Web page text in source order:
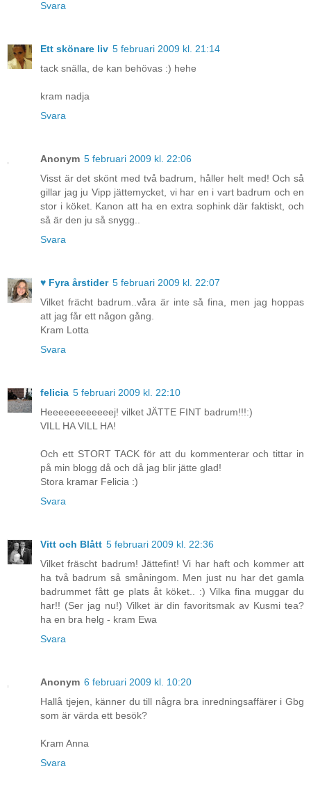
Svara
Ett skönare liv 5 februari 2009 kl. 21:14
tack snälla, de kan behövas :) hehe
kram nadja
Svara
Anonym 5 februari 2009 kl. 22:06
Visst är det skönt med två badrum, håller helt med! Och så
gillar jag ju Vipp jättemycket, vi har en i vart badrum och en
stor i köket. Kanon att ha en extra sophink där faktiskt, och
så är den ju så snygg..
Svara
♥ Fyra årstider 5 februari 2009 kl. 22:07
Vilket frächt badrum..våra är inte så fina, men jag hoppas
att jag får ett någon gång.
Kram Lotta
Svara
felicia 5 februari 2009 kl. 22:10
Heeeeeeeeeeeej! vilket JÄTTE FINT badrum!!!:)
VILL HA VILL HA!
Och ett STORT TACK för att du kommenterar och tittar in
på min blogg då och då jag blir jätte glad!
Stora kramar Felicia :)
Svara
Vitt och Blått 5 februari 2009 kl. 22:36
Vilket fräscht badrum! Jättefint! Vi har haft och kommer att
ha två badrum så småningom. Men just nu har det gamla
badrummet fått ge plats åt köket.. :) Vilka fina muggar du
har!! (Ser jag nu!) Vilket är din favoritsmak av Kusmi tea?
ha en bra helg - kram Ewa
Svara
Anonym 6 februari 2009 kl. 10:20
Hallå tjejen, känner du till några bra inredningsaffärer i Gbg
som är värda ett besök?
Kram Anna
Svara